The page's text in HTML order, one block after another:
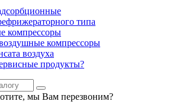
типа
компрессоры
компрессоры
воздуха
продукты?
мы Вам перезвоним?